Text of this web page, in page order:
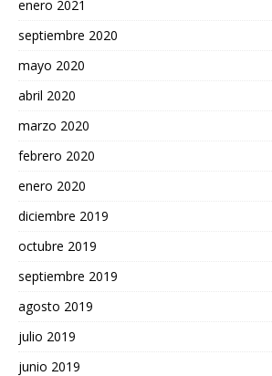
enero 2021
septiembre 2020
mayo 2020
abril 2020
marzo 2020
febrero 2020
enero 2020
diciembre 2019
octubre 2019
septiembre 2019
agosto 2019
julio 2019
junio 2019